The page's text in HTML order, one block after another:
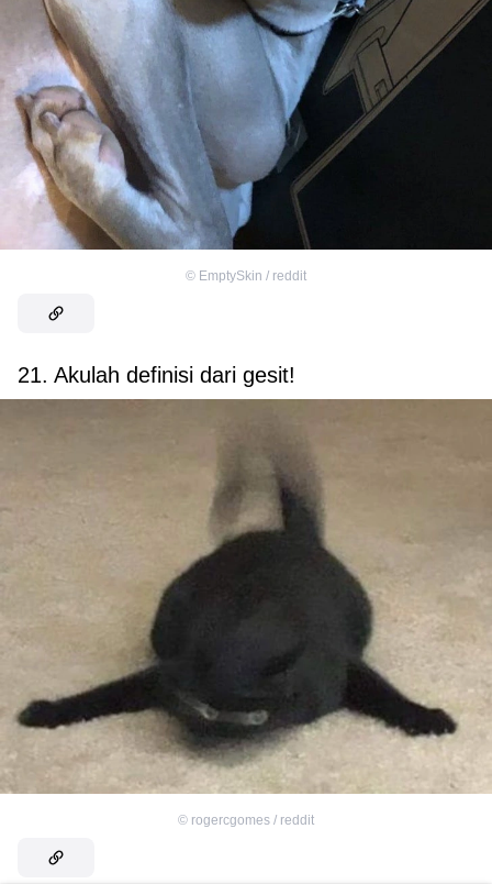
© EmptySkin / reddit
21. Akulah definisi dari gesit!
© rogercgomes / reddit